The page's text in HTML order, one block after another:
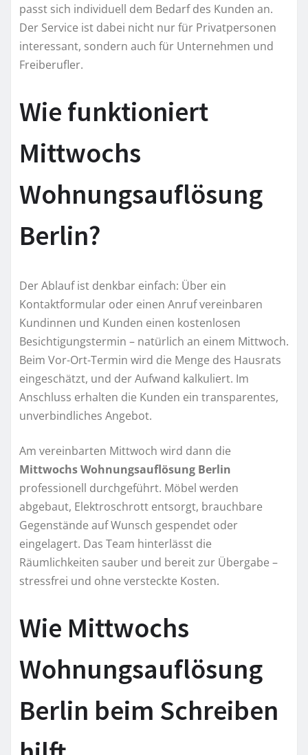
passt sich individuell dem Bedarf des Kunden an.
Der Service ist dabei nicht nur für Privatpersonen
interessant, sondern auch für Unternehmen und
Freiberufler.
Wie funktioniert
Mittwochs
Wohnungsauflösung
Berlin?
Der Ablauf ist denkbar einfach: Über ein
Kontaktformular oder einen Anruf vereinbaren
Kundinnen und Kunden einen kostenlosen
Besichtigungstermin – natürlich an einem Mittwoch.
Beim Vor-Ort-Termin wird die Menge des Hausrats
eingeschätzt, und der Aufwand kalkuliert. Im
Anschluss erhalten die Kunden ein transparentes,
unverbindliches Angebot.
Am vereinbarten Mittwoch wird dann die
Mittwochs Wohnungsauflösung Berlin
professionell durchgeführt. Möbel werden
abgebaut, Elektroschrott entsorgt, brauchbare
Gegenstände auf Wunsch gespendet oder
eingelagert. Das Team hinterlässt die
Räumlichkeiten sauber und bereit zur Übergabe –
stressfrei und ohne versteckte Kosten.
Wie Mittwochs
Wohnungsauflösung
Berlin beim Schreiben